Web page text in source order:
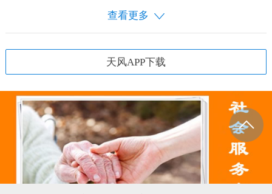
查看更多
天风APP下载